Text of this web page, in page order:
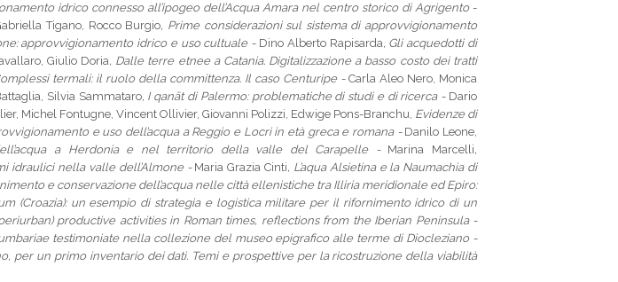
idrico connesso all’ipogeo dell’Acqua Amara nel centro storico di Agrigento -
Tigano, Rocco Burgio, Prime considerazioni sul sistema di approvvigionamento
approvvigionamento idrico e uso cultuale - Dino Alberto Rapisarda, Gli acquedotti di
Giulio Doria, Dalle terre etnee a Catania. Digitalizzazione a basso costo dei tratti
termali: il ruolo della committenza. Il caso Centuripe -Carla Aleo Nero, Monica
Silvia Sammataro, I qanātdi Palermo: problematiche di studi e di ricerca - Dario
Michel Fontugne, Vincent Ollivier, Giovanni Polizzi, Edwige Pons-Branchu, Evidenze di
e uso dell’acqua a Reggio e Locri in età greca e romana - Danilo Leone,
a Herdoniae nel territorio della valle del Carapelle - Marina Marcelli,
idraulici nella valle dell’Almone - Maria Grazia Cinti, L’aqua Alsietinae la Naumachiadi
e conservazione dell’acqua nelle città ellenistiche tra Illiria meridionale ed Epiro:
(Croazia): un esempio di strategia e logistica militare per il rifornimento idrico di un
productive activities in Roman times, reflections from the Iberian Peninsula -
testimoniate nella collezione del museo epigrafico alle terme di Diocleziano -
per un primo inventario dei dati. Temi e prospettive per la ricostruzione della viabilità